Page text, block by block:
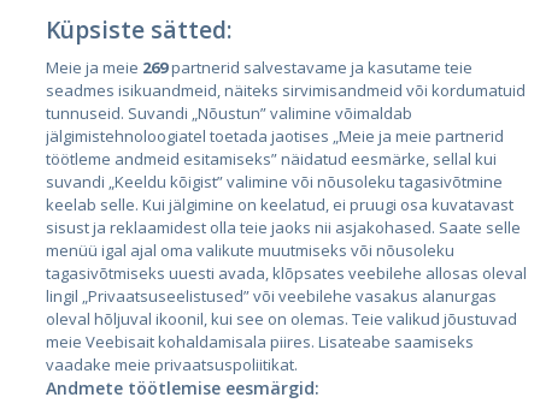
Riigid
Eesti
Läti
Leedu
City24.lv CVbankas.lt
Küpsiste sätted:
Meie ja meie 269partnerid salvestavame ja kasutame teie
seadmes isikuandmeid, näiteks sirvimisandmeid või kordumatuid
tunnuseid. Suvandi „Nõustun” valimine võimaldab
jälgimistehnoloogiatel toetada jaotises „Meie ja meie partnerid
töötleme andmeid esitamiseks” näidatud eesmärke, sellal kui
suvandi „Keeldu kõigist” valimine või nõusoleku tagasivõtmine
keelab selle. Kui jälgimine on keelatud, ei pruugi osa kuvatavast
sisust ja reklaamidest olla teie jaoks nii asjakohased. Saate selle
menüü igal ajal oma valikute muutmiseks või nõusoleku
tagasivõtmiseks uuesti avada, klõpsates veebilehe allosas oleval
lingil „Privaatsuseelistused” või veebilehe vasakus alanurgas
oleval hõljuval ikoonil, kui see on olemas. Teie valikud jõustuvad
meie Veebisait kohaldamisala piires. Lisateabe saamiseks
vaadake meie privaatsuspoliitikat.
Andmete töötlemise eesmärgid: